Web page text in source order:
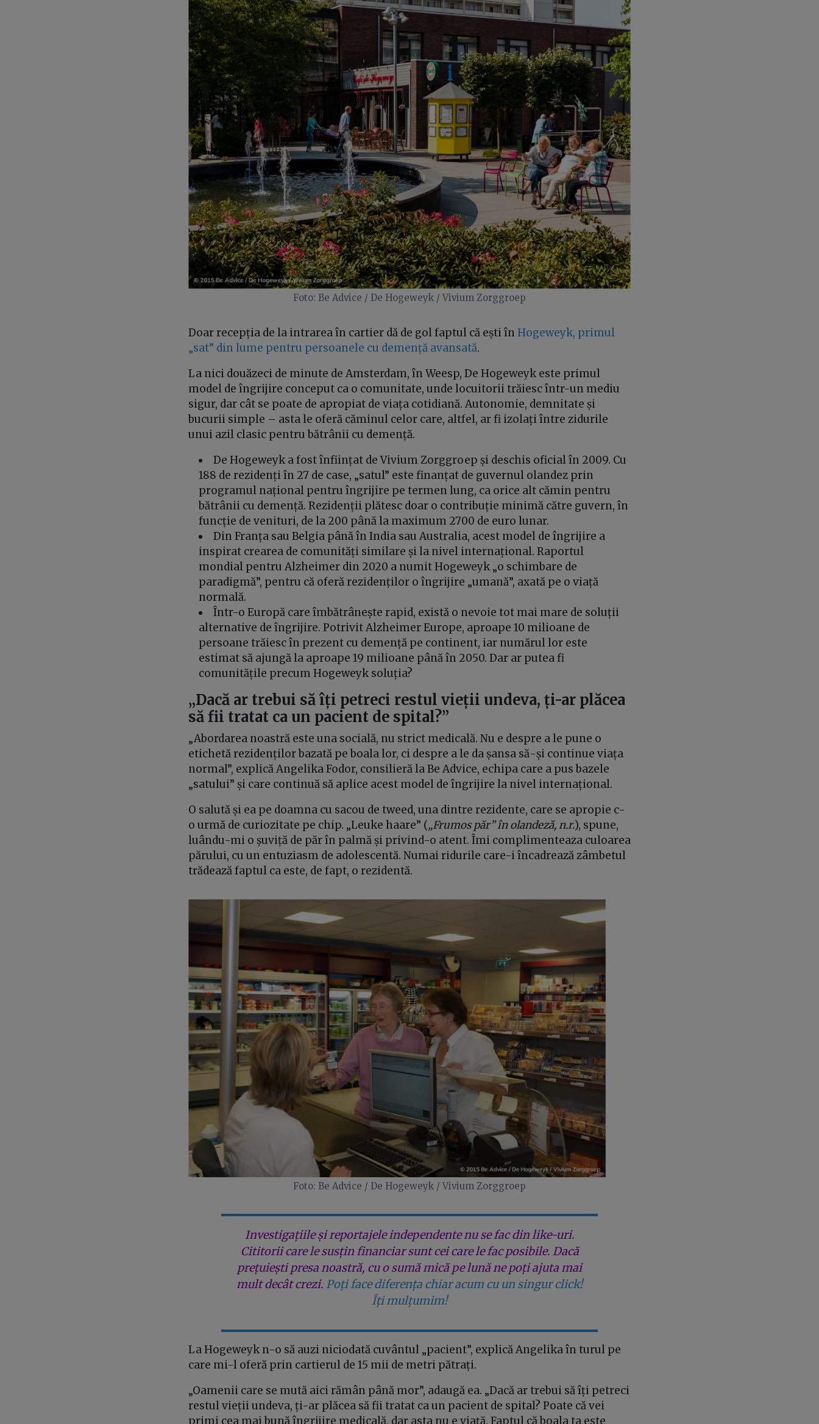
Foto: Be Advice / De Hogeweyk / Vivium Zorggroep
Doar recepția de la intrarea în cartier dă de gol faptul că ești în Hogeweyk, primul
„sat” din lume pentru persoanele cu demență avansată.
La nici douăzeci de minute de Amsterdam, în Weesp, De Hogeweyk este primul
model de îngrijire conceput ca o comunitate, unde locuitorii trăiesc într-un mediu
sigur, dar cât se poate de apropiat de viața cotidiană. Autonomie, demnitate și
bucurii simple – asta le oferă căminul celor care, altfel, ar fi izolați între zidurile
unui azil clasic pentru bătrânii cu demență.
De Hogeweyk a fost înființat de Vivium Zorggroep și deschis oficial în 2009. Cu
188 de rezidenți în 27 de case, „satul” este finanțat de guvernul olandez prin
programul național pentru îngrijire pe termen lung, ca orice alt cămin pentru
bătrânii cu demență. Rezidenții plătesc doar o contribuție minimă către guvern, în
funcție de venituri, de la 200 până la maximum 2700 de euro lunar.
Din Franța sau Belgia până în India sau Australia, acest model de îngrijire a
inspirat crearea de comunități similare și la nivel internațional. Raportul
mondial pentru Alzheimer din 2020 a numit Hogeweyk „o schimbare de
paradigmă”, pentru că oferă rezidenților o îngrijire „umană”, axată pe o viață
normală.
Într-o Europă care îmbătrânește rapid, există o nevoie tot mai mare de soluții
alternative de îngrijire. Potrivit Alzheimer Europe, aproape 10 milioane de
persoane trăiesc în prezent cu demență pe continent, iar numărul lor este
estimat să ajungă la aproape 19 milioane până în 2050. Dar ar putea fi
comunitățile precum Hogeweyk soluția?
„Dacă ar trebui să îți petreci restul vieții undeva, ți-ar plăcea
să fii tratat ca un pacient de spital?”
„Abordarea noastră este una socială, nu strict medicală. Nu e despre a le pune o
etichetă rezidenților bazată pe boala lor, ci despre a le da șansa să-și continue viața
normal”, explică Angelika Fodor, consilieră la Be Advice, echipa care a pus bazele
„satului” și care continuă să aplice acest model de îngrijire la nivel internațional.
O salută și ea pe doamna cu sacou de tweed, una dintre rezidente, care se apropie c-
o urmă de curiozitate pe chip. „Leuke haare” („Frumos păr” în olandeză, n.r.), spune,
luându-mi o șuviță de păr în palmă și privind-o atent. Îmi complimenteaza culoarea
părului, cu un entuziasm de adolescentă. Numai ridurile care-i încadrează zâmbetul
trădează faptul ca este, de fapt, o rezidentă.
Foto: Be Advice / De Hogeweyk / Vivium Zorggroep
Investigațiile și reportajele independente nu se fac din like-uri.
Cititorii care le susțin financiar sunt cei care le fac posibile. Dacă
prețuiești presa noastră, cu o sumă mică pe lună ne poți ajuta mai
mult decât crezi. Poți face diferența chiar acum cu un singur click!
Îți mulțumim!
La Hogeweyk n-o să auzi niciodată cuvântul „pacient”, explică Angelika în turul pe
care mi-l oferă prin cartierul de 15 mii de metri pătrați.
„Oamenii care se mută aici rămân până mor”, adaugă ea. „Dacă ar trebui să îți petreci
restul vieții undeva, ți-ar plăcea să fii tratat ca un pacient de spital? Poate că vei
primi cea mai bună îngrijire medicală, dar asta nu e viață. Faptul că boala ta este